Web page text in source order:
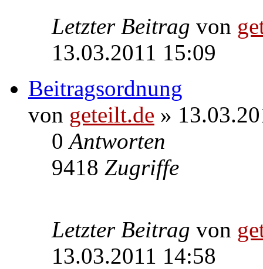
Letzter Beitrag von
13.03.2011 15:09
Beitragsordnung
von geteilt.de »
0Antworten
9418 Zugriffe
Letzter Beitrag von
13.03.2011 14:58